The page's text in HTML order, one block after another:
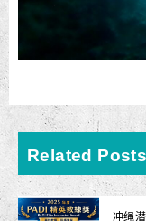
Related Posts
冲绳